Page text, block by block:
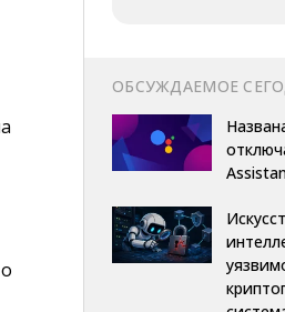
ОБСУЖДАЕМОЕ